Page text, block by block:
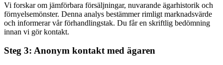
Vi forskar om jämförbara försäljningar, nuvarande ägarhistorik och
förnyelsemönster. Denna analys bestämmer rimligt marknadsvärde
och informerar vår förhandlingstak. Du får en skriftlig bedömning
innan vi gör kontakt.
Steg 3: Anonym kontakt med ägaren